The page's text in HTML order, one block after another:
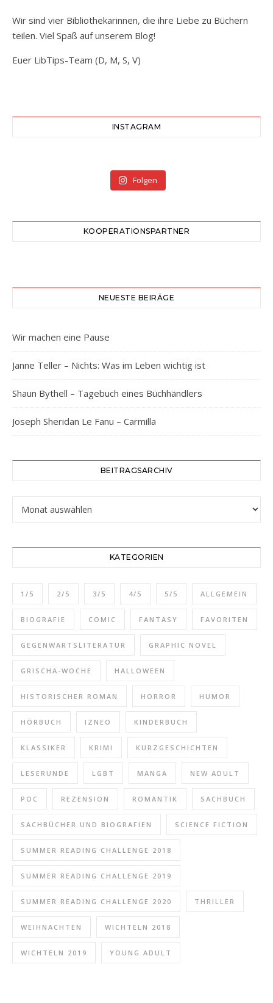
Wir sind vier Bibliothekarinnen, die ihre Liebe zu Büchern
teilen. Viel Spaß auf unserem Blog!
Euer LibTips-Team (D, M, S, V)
INSTAGRAM
Folgen
KOOPERATIONSPARTNER
NEUESTE BEIRÄGE
Wir machen eine Pause
Janne Teller – Nichts: Was im Leben wichtig ist
Shaun Bythell – Tagebuch eines Büchhändlers
Joseph Sheridan Le Fanu – Carmilla
BEITRAGSARCHIV
KATEGORIEN
1/5 2/5 3/5 4/5 5/5 ALLGEMEIN
BIOGRAFIE COMIC FANTASY FAVORITEN
GEGENWARTSLITERATUR GRAPHIC NOVEL
GRISCHA-WOCHE HALLOWEEN
HISTORISCHER ROMAN HORROR HUMOR
HÖRBUCH IZNEO KINDERBUCH
KLASSIKER KRIMI KURZGESCHICHTEN
LESERUNDE LGBT MANGA NEW ADULT
POC REZENSION ROMANTIK SACHBUCH
SACHBÜCHER UND BIOGRAFIEN SCIENCE FICTION
SUMMER READING CHALLENGE 2018
SUMMER READING CHALLENGE 2019
SUMMER READING CHALLENGE 2020 THRILLER
WEIHNACHTEN WICHTELN 2018
WICHTELN 2019 YOUNG ADULT